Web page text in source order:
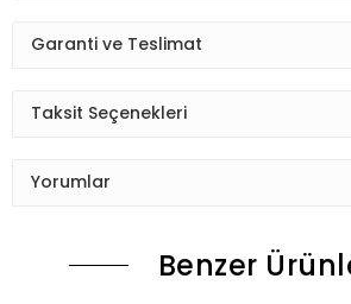
Garanti ve Teslimat
Taksit Seçenekleri
Yorumlar
Benzer